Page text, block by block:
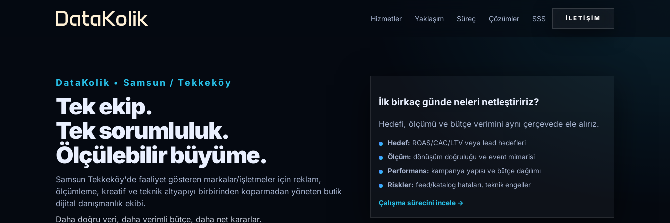
Hizmetler Yaklaşım Süreç Çözümler SSS İLETIŞIM
DataKolik • Samsun /Tekkeköy
Tek ekip.
Tek sorumluluk.
Ölçülebilir büyüme.
Samsun Tekkeköy'de faaliyet gösteren markalar/işletmeler için reklam,
ölçümleme, kreatif ve teknik altyapıyı birbirinden koparmadan yöneten butik
dijital danışmanlık ekibi.
Daha doğru veri, daha verimli bütçe, daha net kararlar.
İlk birkaç günde neleri netleştiririz?
Hedefi, ölçümü ve bütçe verimini aynı çerçevede ele alırız.
Hedef: ROAS/CAC/LTV veya lead hedefleri
Ölçüm: dönüşüm doğruluğu ve event mimarisi
Performans: kampanya yapısı ve bütçe dağılımı
Riskler: feed/katalog hataları, teknik engeller
Çalışma sürecini incele →